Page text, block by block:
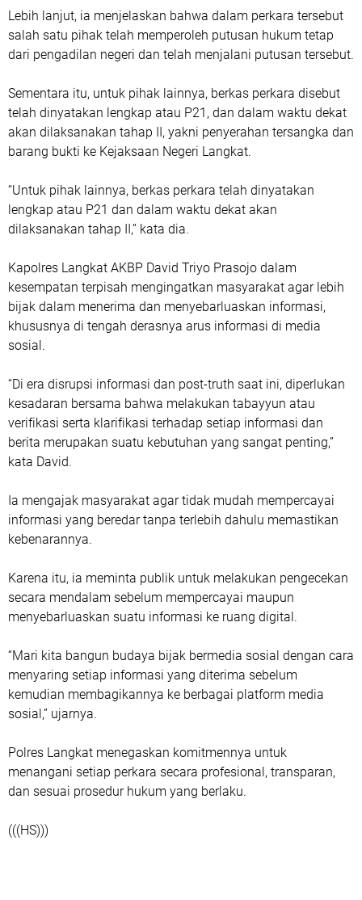
Lebih lanjut, ia menjelaskan bahwa dalam perkara tersebut
salah satu pihak telah memperoleh putusan hukum tetap
dari pengadilan negeri dan telah menjalani putusan tersebut.
Sementara itu, untuk pihak lainnya, berkas perkara disebut
telah dinyatakan lengkap atau P21, dan dalam waktu dekat
akan dilaksanakan tahap II, yakni penyerahan tersangka dan
barang bukti ke Kejaksaan Negeri Langkat.
“Untuk pihak lainnya, berkas perkara telah dinyatakan
lengkap atau P21 dan dalam waktu dekat akan
dilaksanakan tahap II,” kata dia.
Kapolres Langkat AKBP David Triyo Prasojo dalam
kesempatan terpisah mengingatkan masyarakat agar lebih
bijak dalam menerima dan menyebarluaskan informasi,
khususnya di tengah derasnya arus informasi di media
sosial.
“Di era disrupsi informasi dan post-truth saat ini, diperlukan
kesadaran bersama bahwa melakukan tabayyun atau
verifikasi serta klarifikasi terhadap setiap informasi dan
berita merupakan suatu kebutuhan yang sangat penting,”
kata David.
Ia mengajak masyarakat agar tidak mudah mempercayai
informasi yang beredar tanpa terlebih dahulu memastikan
kebenarannya.
Karena itu, ia meminta publik untuk melakukan pengecekan
secara mendalam sebelum mempercayai maupun
menyebarluaskan suatu informasi ke ruang digital.
“Mari kita bangun budaya bijak bermedia sosial dengan cara
menyaring setiap informasi yang diterima sebelum
kemudian membagikannya ke berbagai platform media
sosial,” ujarnya.
Polres Langkat menegaskan komitmennya untuk
menangani setiap perkara secara profesional, transparan,
dan sesuai prosedur hukum yang berlaku.
(((HS)))